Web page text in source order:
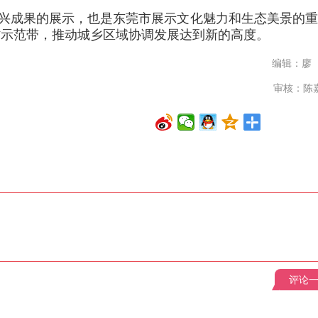
成果的展示，也是东莞市展示文化魅力和生态美景的
范带，推动城乡区域协调发展达到新的高度。
编辑：
审核：陈
评论